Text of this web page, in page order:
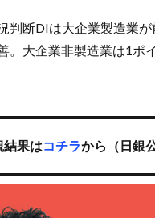
判断DIは大企業製造業
。大企業非製造業は1ポ
結果はコチラから（日銀